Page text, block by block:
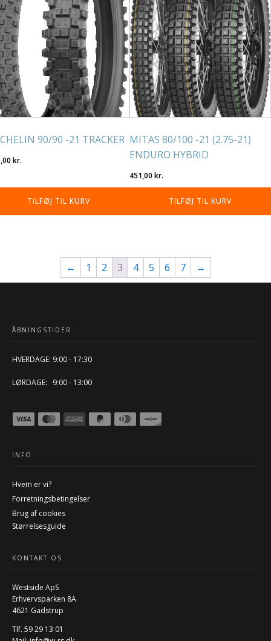
90/90 -21 TRACKER
kr.
TILFØJ TIL KURV
MITAS 80/100 -21 (2.75-21)
ENDURO HYBRID
451,00kr.
TILFØJ TIL KURV
← 1 2 3 4 5 6 7 →
ÅBNINGSTIDER
HVERDAGE: 9:00 - 17:30
LØRDAGE: 9:00 - 13:00
INFO
Hvem er vi?
Forretningsbetingelser
Brug af cookies
Størrelsesguide
KONTAKT OS
Westside ApS
Erhvervsparken 8A
4621 Gadstrup
Tlf. 59 29 13 01